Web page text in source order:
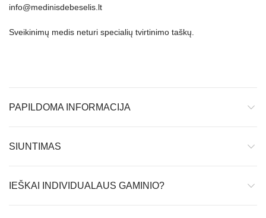
info@medinisdebeselis.lt
Sveikinimų medis neturi specialių tvirtinimo taškų.
PAPILDOMA INFORMACIJA
SIUNTIMAS
IEŠKAI INDIVIDUALAUS GAMINIO?